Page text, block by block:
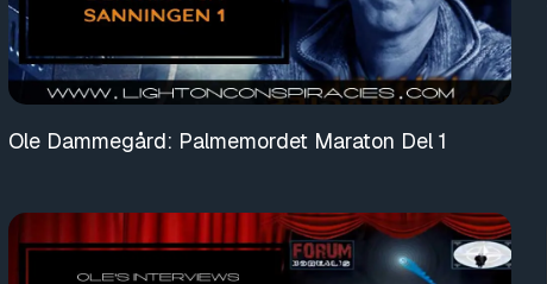
Ole Dammegård: Palmemordet Maraton Del 1